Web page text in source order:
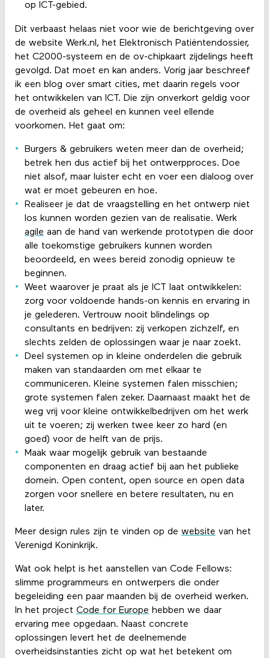
op ICT-gebied.
Dit verbaast helaas niet voor wie de berichtgeving over
de website Werk.nl, het Elektronisch Patiëntendossier,
het C2000-systeem en de ov-chipkaart zijdelings heeft
gevolgd. Dat moet en kan anders. Vorig jaar beschreef
ik een blog over smart cities, met daarin regels voor
het ontwikkelen van ICT. Die zijn onverkort geldig voor
de overheid als geheel en kunnen veel ellende
voorkomen. Het gaat om:
Burgers & gebruikers weten meer dan de overheid;
betrek hen dus actief bij het ontwerpproces. Doe
niet alsof, maar luister echt en voer een dialoog over
wat er moet gebeuren en hoe.
Realiseer je dat de vraagstelling en het ontwerp niet
los kunnen worden gezien van de realisatie. Werk
agile aan de hand van werkende prototypen die door
alle toekomstige gebruikers kunnen worden
beoordeeld, en wees bereid zonodig opnieuw te
beginnen.
Weet waarover je praat als je ICT laat ontwikkelen:
zorg voor voldoende hands-on kennis en ervaring in
je gelederen. Vertrouw nooit blindelings op
consultants en bedrijven: zij verkopen zichzelf, en
slechts zelden de oplossingen waar je naar zoekt.
Deel systemen op in kleine onderdelen die gebruik
maken van standaarden om met elkaar te
communiceren. Kleine systemen falen misschien;
grote systemen falen zeker. Daarnaast maakt het de
weg vrij voor kleine ontwikkelbedrijven om het werk
uit te voeren; zij werken twee keer zo hard (en
goed) voor de helft van de prijs.
Maak waar mogelijk gebruik van bestaande
componenten en draag actief bij aan het publieke
domein. Open content, open source en open data
zorgen voor snellere en betere resultaten, nu en
later.
Meer design rules zijn te vinden op de website van het
Verenigd Koninkrijk.
Wat ook helpt is het aanstellen van Code Fellows:
slimme programmeurs en ontwerpers die onder
begeleiding een paar maanden bij de overheid werken.
In het project Code for Europe hebben we daar
ervaring mee opgedaan. Naast concrete
oplossingen levert het de deelnemende
overheidsinstanties zicht op wat het betekent om